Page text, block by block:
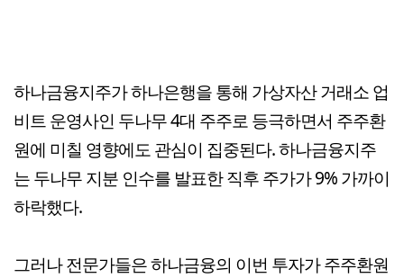
하나금융지주가 하나은행을 통해 가상자산 거래소 업
비트 운영사인 두나무 4대 주주로 등극하면서 주주환
원에 미칠 영향에도 관심이 집중된다. 하나금융지주
는 두나무 지분 인수를 발표한 직후 주가가 9% 가까이
하락했다.
그러나 전문가들은 하나금융의 이번 투자가 주주환원